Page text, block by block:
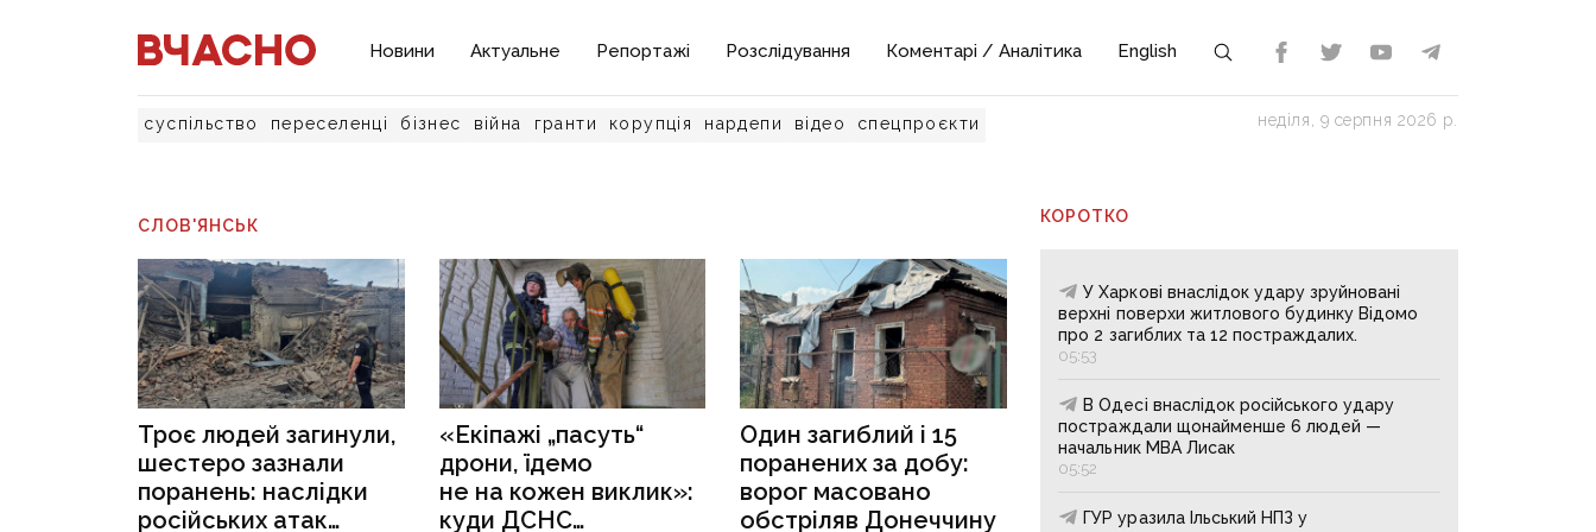
Новини Актуальне Репортажі Розслідування Коментарі / Аналітика English
суспільство переселенці бізнес війна гранти корупція нардепи відео спецпроєкти неділя, 9 серпня 2026 р.
СЛОВ'ЯНСЬК
Троє людей загинули,
шестеро зазнали
поранень: наслідки
російських атак
«Екіпажі „пасуть“
дрони, їдемо
не на кожен виклик»:
куди ДСНС
Один загиблий і 15
поранених за добу:
ворог масовано
обстріляв Донеччину
КОРОТКО
У Харкові внаслідок удару зруйновані
верхні поверхи житлового будинку Відомо
про 2 загиблих та 12 постраждалих.
05:53
В Одесі внаслідок російського удару
постраждали щонайменше 6 людей —
начальник МВА Лисак
05:52
ГУР уразила Ільський НПЗ у